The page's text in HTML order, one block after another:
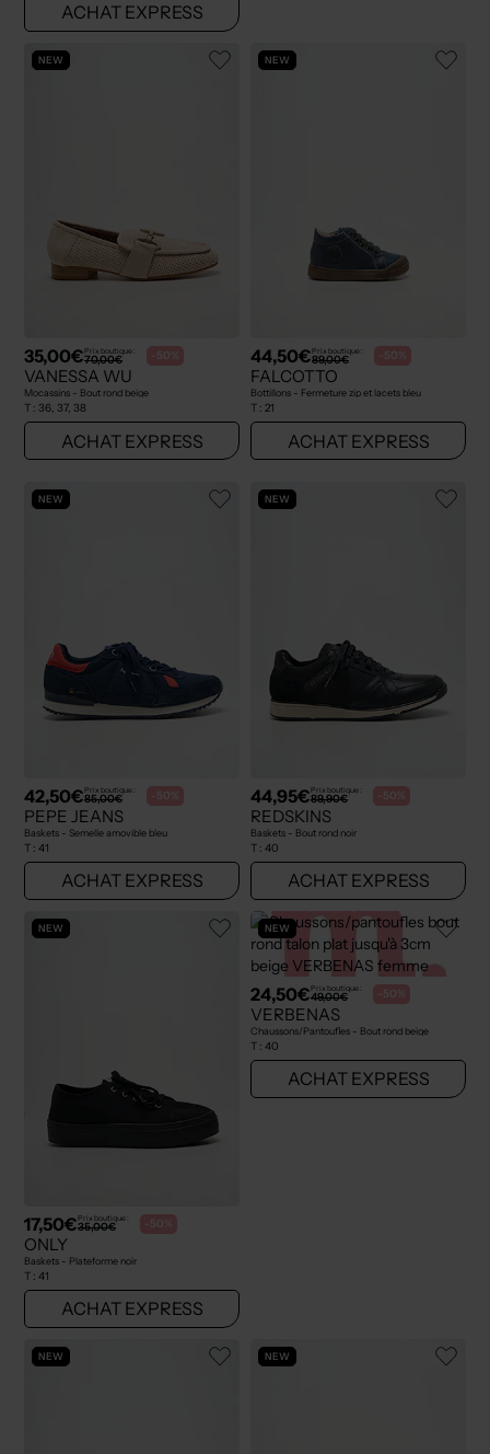
ACHAT EXPRESS
NEW
35,00€Prix boutique :
70,00€ -50%
VANESSA WU
Mocassins - Bout rond beige
T : 36, 37, 38
ACHAT EXPRESS
NEW
44,50€Prix boutique :
89,00€ -50%
FALCOTTO
Bottillons - Fermeture zip et lacets bleu
T : 21
ACHAT EXPRESS
NEW
42,50€Prix boutique :
85,00€ -50%
PEPE JEANS
Baskets - Semelle amovible bleu
T : 41
ACHAT EXPRESS
NEW
44,95€Prix boutique :
89,90€ -50%
REDSKINS
Baskets - Bout rond noir
T : 40
ACHAT EXPRESS
NEW
17,50€Prix boutique :
35,00€ -50%
ONLY
Baskets - Plateforme noir
T : 41
ACHAT EXPRESS
NEW
24,50€Prix boutique :
49,00€ -50%
VERBENAS
Chaussons/Pantoufles - Bout rond beige
T : 40
ACHAT EXPRESS
NEW NEW